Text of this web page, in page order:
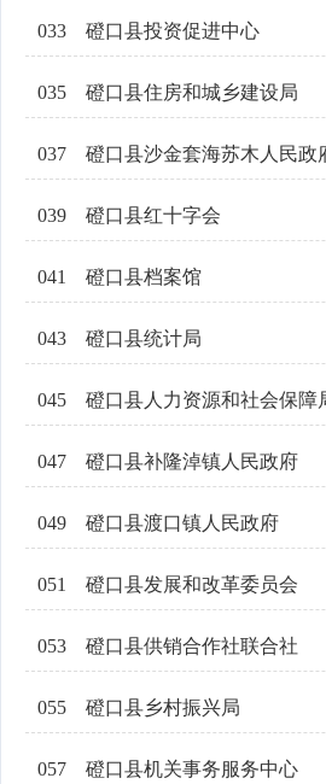
033 磴口县投资促进中心
035 磴口县住房和城乡建设局
037 磴口县沙金套海苏木人民政
039 磴口县红十字会
041 磴口县档案馆
043 磴口县统计局
045 磴口县人力资源和社会保障
047 磴口县补隆淖镇人民政府
049 磴口县渡口镇人民政府
051 磴口县发展和改革委员会
053 磴口县供销合作社联合社
055 磴口县乡村振兴局
057 磴口县机关事务服务中心